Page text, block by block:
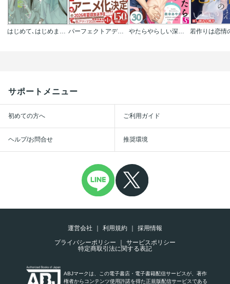
パーフェクトアディクション
サポートメニュー
初めての方へ ご利用ガイド
ヘルプ/お問合せ 推奨環境
運営会社 利用規約
採用情報
プライバシーポリシー
サービスポリシー
特定商取引法に関する表記
ABJマークは、この電子書店・電子書籍配信サービスが、著作
権者からコンテンツ使用許諾を得た正規版配信サービスである